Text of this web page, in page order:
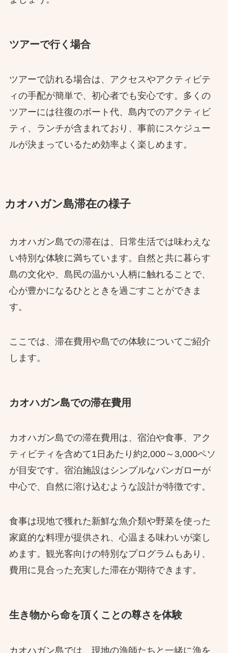
ツアーで行く場合
ツアーで訪れる場合は、アクセスやアクティビテ
ィの手配が簡単で、初心者でも安心です。多くの
ツアーには往復のボート代、島内でのアクティビ
ティ、ランチが含まれており、事前にスケジュー
ルが決まっているため効率よく楽しめます。
カオハガン島滞在の様子
カオハガン島での滞在は、日常生活では味わえな
い特別な体験に満ちています。自然と共に暮らす
島の文化や、島民の温かい人柄に触れることで、
心が豊かになるひとときを過ごすことができま
す。
ここでは、滞在費用や島での体験についてご紹介
します。
カオハガン島での滞在費用
カオハガン島での滞在費用は、宿泊や食事、アク
ティビティを含めて1日あたり約2,000～3,000ペソ
が目安です。宿泊施設はシンプルなバンガローが
中心で、自然に溶け込むような設計が特徴です。
食事は現地で獲れた新鮮な魚介類や野菜を使った
家庭的な料理が提供され、心温まる味わいが楽し
めます。観光客向けの特別なプログラムもあり、
費用に見合った充実した滞在が期待できます。
生き物から命を頂くことの尊さを体験
カオハガン島では、現地の漁師たちと一緒に漁を